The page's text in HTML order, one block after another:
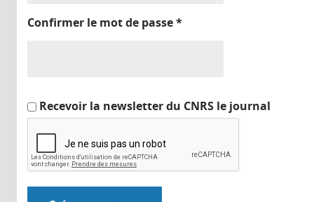
Confirmer le mot de passe*
Recevoir la newsletter du CNRS le journal